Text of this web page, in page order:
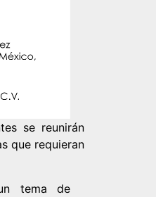
se reunirán
que requieran
tema de